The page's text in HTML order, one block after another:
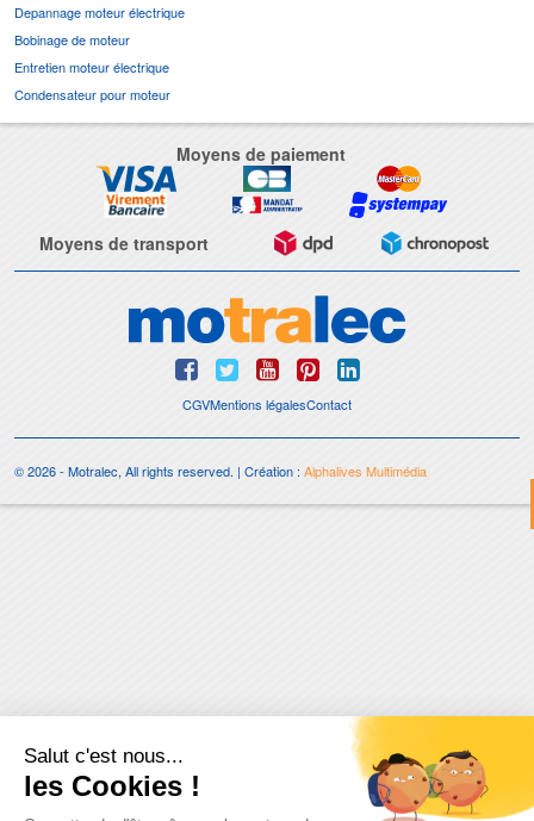
Depannage moteur électrique
Bobinage de moteur
Entretien moteur électrique
Condensateur pour moteur
Moyens de paiement
Moyens de transport
CGVMentions légalesContact
© 2026 - Motralec, All rights reserved. | Création : Alphalives Multimédia